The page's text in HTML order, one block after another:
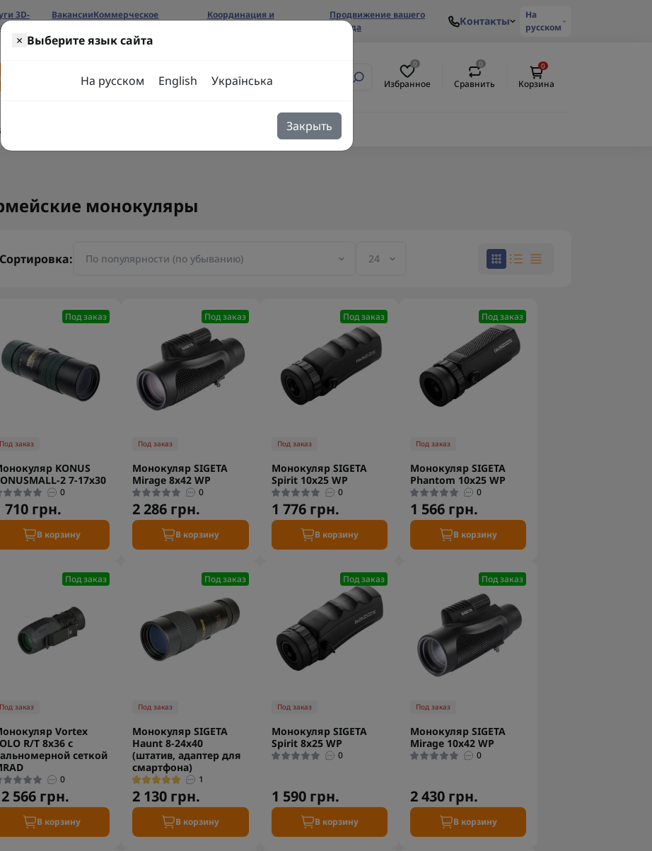
3D-
ВакансииКоммерческое
Координация и
Продвижение вашего
бренда
Контакты
На
русском
0
Избранное
0
Сравнить
0
Корзина
× Выберите язык сайта
На русском English Українська
Закрыть
монокуляры
Сортировка:
Под заказ
Под заказ
KONUS
2 7-17x30
0
710 грн.
В корзину
Под заказ
Под заказ
Монокуляр SIGETA
Mirage 8x42 WP
0
2 286 грн.
В корзину
Под заказ
Под заказ
Монокуляр SIGETA
Spirit 10x25 WP
0
1 776 грн.
В корзину
Под заказ
Под заказ
Монокуляр SIGETA
Phantom 10x25 WP
0
1 566 грн.
В корзину
Под заказ
Под заказ
Vortex
R/T 8x36 с
сеткой
0
566 грн.
В корзину
Под заказ
Под заказ
Монокуляр SIGETA
Haunt 8-24x40
(штатив, адаптер для
смартфона)
1
2 130 грн.
В корзину
Под заказ
Под заказ
Монокуляр SIGETA
Spirit 8x25 WP
0
1 590 грн.
В корзину
Под заказ
Под заказ
Монокуляр SIGETA
Mirage 10x42 WP
0
2 430 грн.
В корзину